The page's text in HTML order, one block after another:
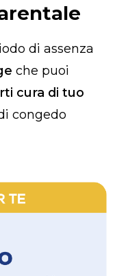
di assenza
che puoi
cura di tuo
congedo